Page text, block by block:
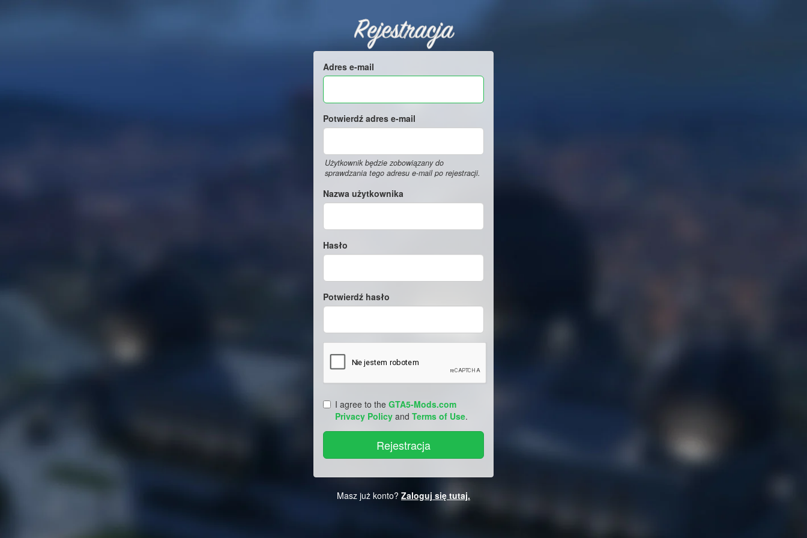
Rejestracja
Adres e-mail
Potwierdź adres e-mail
Użytkownik będzie zobowiązany do
sprawdzania tego adresu e-mail po rejestracji.
Nazwa użytkownika
Hasło
Potwierdź hasło
I agree to the GTA5-Mods.com
Privacy Policy and Terms of Use.
Masz już konto? Zaloguj się tutaj.